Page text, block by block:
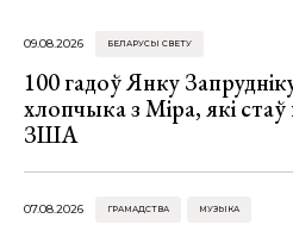
09.08.2026 БЕЛАРУСЫ СВЕТУ
100 гадоў Янку
хлопчыка з Міра, які стаў
ЗША
07.08.2026 ГРАМАДСТВА МУЗЫКА